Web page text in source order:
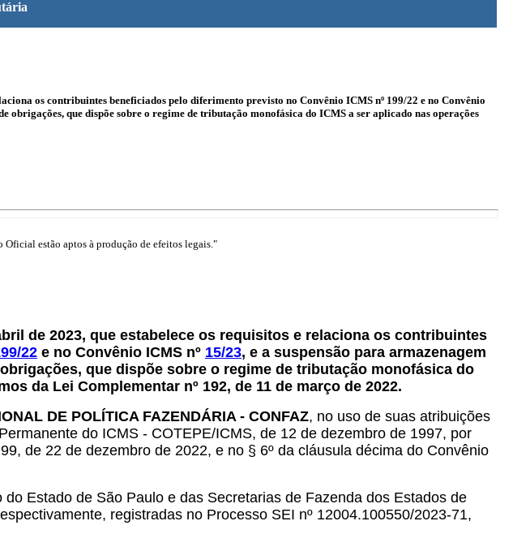
os contribuintes beneficiados pelo diferimento previsto no Convênio ICMS nº 199/22 e no Convênio
obrigações, que dispõe sobre o regime de tributação monofásica do ICMS a ser aplicado nas operações
estão aptos à produção de efeitos legais."
de 2023, que estabelece os requisitos e relaciona os contribuintes
22 e no Convênio ICMS nº 15/23, e a suspensão para armazenagem
que dispõe sobre o regime de tributação monofásica do
da Lei Complementar nº 192, de 11 de março de 2022.
DE POLÍTICA FAZENDÁRIA - CONFAZ, no uso de suas atribuições
do ICMS - COTEPE/ICMS, de 12 de dezembro de 1997, por
de 22 de dezembro de 2022, e no § 6º da cláusula décima do Convênio
Estado de São Paulo e das Secretarias de Fazenda dos Estados de
registradas no Processo SEI nº 12004.100550/2023-71,